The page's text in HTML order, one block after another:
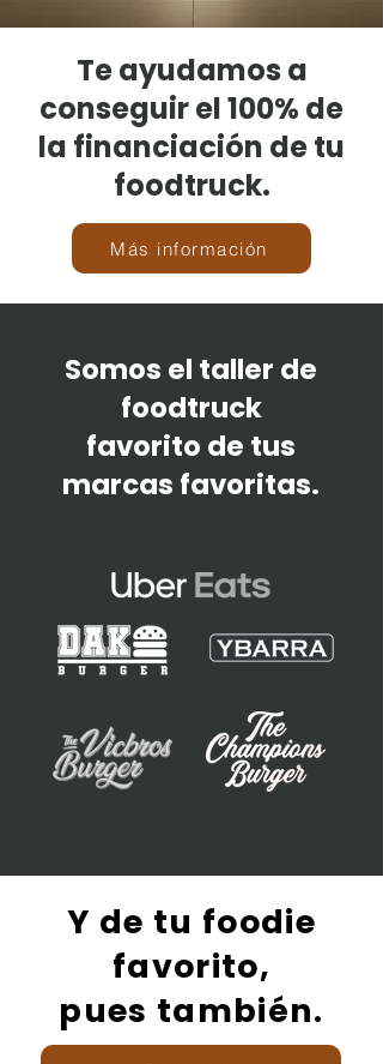
Te ayudamos a
conseguir el 100% de
la financiación de tu
foodtruck.
Más información
Somos el taller de
foodtruck
favorito de tus
marcas favoritas.
Y de tu foodie
favorito,
pues también.